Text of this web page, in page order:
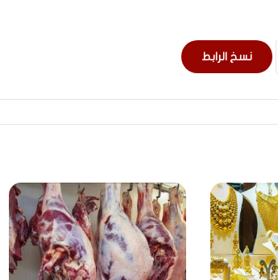
نسخ الرابط